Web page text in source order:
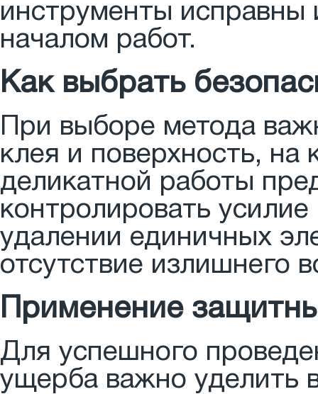
инструменты исправны
началом работ.
Как выбрать
При выборе метода
клея и поверхность,
деликатной работы
контролировать
удалении единичных
отсутствие излишнего
Применение
Для успешного
ущерба важно уделить